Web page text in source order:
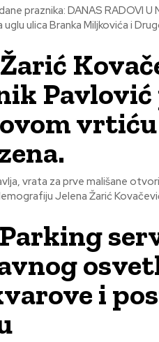
NASELJU DUVANIŠTE U
ulica Branka Miljkovića i
vrata za prve mališane
Jelena Žarić
i